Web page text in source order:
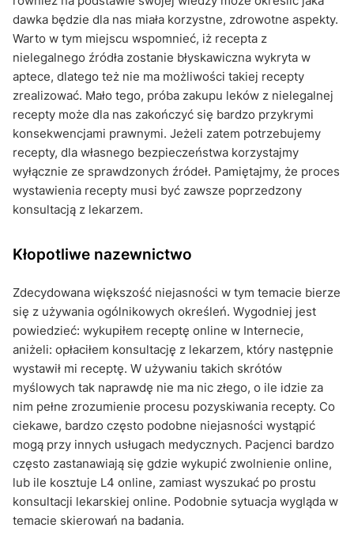
dawka będzie dla nas miała korzystne, zdrowotne aspekty.
Warto w tym miejscu wspomnieć, iż recepta z
nielegalnego źródła zostanie błyskawiczna wykryta w
aptece, dlatego też nie ma możliwości takiej recepty
zrealizować. Mało tego, próba zakupu leków z nielegalnej
recepty może dla nas zakończyć się bardzo przykrymi
konsekwencjami prawnymi. Jeżeli zatem potrzebujemy
recepty, dla własnego bezpieczeństwa korzystajmy
wyłącznie ze sprawdzonych źródeł. Pamiętajmy, że proces
wystawienia recepty musi być zawsze poprzedzony
konsultacją z lekarzem.
Kłopotliwe nazewnictwo
Zdecydowana większość niejasności w tym temacie bierze
się z używania ogólnikowych określeń. Wygodniej jest
powiedzieć: wykupiłem receptę online w Internecie,
aniżeli: opłaciłem konsultację z lekarzem, który następnie
wystawił mi receptę. W używaniu takich skrótów
myślowych tak naprawdę nie ma nic złego, o ile idzie za
nim pełne zrozumienie procesu pozyskiwania recepty. Co
ciekawe, bardzo często podobne niejasności wystąpić
mogą przy innych usługach medycznych. Pacjenci bardzo
często zastanawiają się gdzie wykupić zwolnienie online,
lub ile kosztuje L4 online, zamiast wyszukać po prostu
konsultacji lekarskiej online. Podobnie sytuacja wygląda w
temacie skierowań na badania.